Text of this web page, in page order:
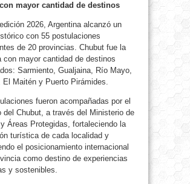
mayor cantidad de destinos
2026, Argentina alcanzó un
con 55 postulaciones
de 20 provincias. Chubut fue la
con mayor cantidad de destinos
Sarmiento, Gualjaina, Río Mayo,
El Maitén y Puerto Pirámides.
fueron acompañadas por el
del Chubut, a través del Ministerio de
Áreas Protegidas, fortaleciendo la
turística de cada localidad y
el posicionamiento internacional
como destino de experiencias
y sostenibles.